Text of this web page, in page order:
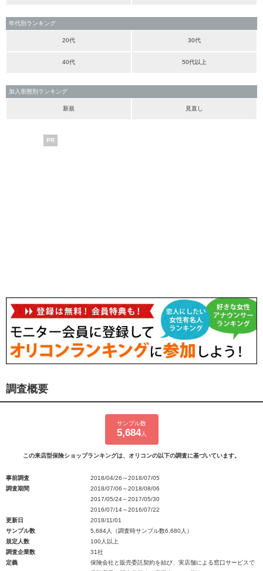
年代別ランキング
20代 30代
40代 50代以上
加入形態別ランキング
新規 見直し
PR
調査概要
サンプル数
5,684人
この来店型保険ショップランキングは、オリコンの以下の調査に基づいています。
事前調査
2018/04/26～2018/07/05
調査期間
2018/07/06～2018/08/06
2017/05/24～2017/05/30
2016/07/14～2016/07/22
更新日
2018/11/01
サンプル数
5,684人（調査時サンプル数6,680人）
規定人数
100人以上
調査企業数
31社
定義
保険会社と販売委託契約を結び、実店舗による窓口サービスで